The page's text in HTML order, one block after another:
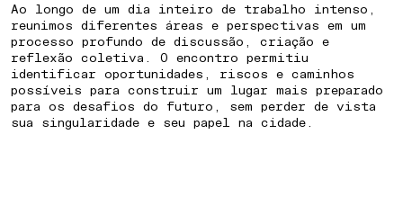
Ao longo de um dia inteiro de trabalho intenso,
reunimos diferentes áreas e perspectivas em um
processo profundo de discussão, criação e
reflexão coletiva. O encontro permitiu
identificar oportunidades, riscos e caminhos
possíveis para construir um lugar mais preparado
para os desafios do futuro, sem perder de vista
sua singularidade e seu papel na cidade.